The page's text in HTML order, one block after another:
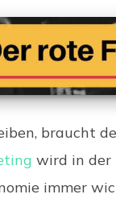
braucht
wird in der
immer